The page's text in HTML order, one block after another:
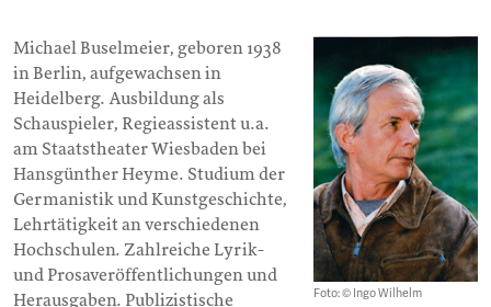
Foto: © Ingo Wilhelm
Michael Buselmeier, geboren 1938
in Berlin, aufgewachsen in
Heidelberg. Ausbildung als
Schauspieler, Regieassistent u.a.
am Staatstheater Wiesbaden bei
Hansgünther Heyme. Studium der
Germanistik und Kunstgeschichte,
Lehrtätigkeit an verschiedenen
Hochschulen. Zahlreiche Lyrik-
und Prosaveröffentlichungen und
Herausgaben. Publizistische